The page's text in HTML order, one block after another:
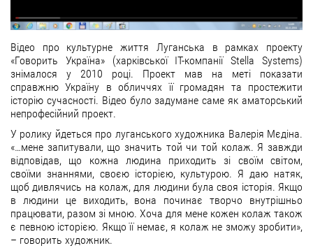
Відео про культурне життя Луганська в рамках проекту
«Говорить Україна» (харківської IT-компанії Stella Systems)
знімалося у 2010 році. Проект мав на меті показати
справжню Україну в обличчях її громадян та простежити
історію сучасності. Відео було задумане саме як аматорський
непрофесійний проект.
У ролику йдеться про луганського художника Валерія Мєдіна.
«…мене запитували, що значить той чи той колаж. Я завжди
відповідав, що кожна людина приходить зі своїм світом,
своїми знаннями, своєю історією, культурою. Я даю натяк,
щоб дивлячись на колаж, для людини була своя історія. Якщо
в людини це виходить, вона починає творчо внутрішньо
працювати, разом зі мною. Хоча для мене кожен колаж також
є певною історією. Якщо її немає, я колаж не зможу зробити»,
– говорить художник.